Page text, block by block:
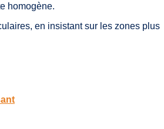
homogène.
en insistant sur les zones plus